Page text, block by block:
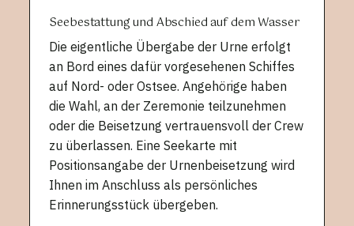
Seebestattung und Abschied auf dem Wasser
Die eigentliche Übergabe der Urne erfolgt
an Bord eines dafür vorgesehenen Schiffes
auf Nord- oder Ostsee. Angehörige haben
die Wahl, an der Zeremonie teilzunehmen
oder die Beisetzung vertrauensvoll der Crew
zu überlassen. Eine Seekarte mit
Positionsangabe der Urnenbeisetzung wird
Ihnen im Anschluss als persönliches
Erinnerungsstück übergeben.